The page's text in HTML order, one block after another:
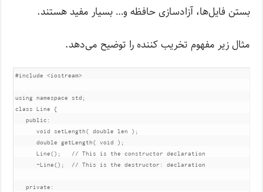
بستن فایل‌ها، آزادسازی حافظه و… بسیار مفید هستند.
مثال زیر مفهوم تخریب کننده را توضیح می‌دهد.
#include <iostream>
using namespace std ;
class
Line
{
public :
void
setLength( double len );
double
getLength( void
);
Line();
// This is the constructor declaration
~Line(); // This is the destructor: declaration
private :